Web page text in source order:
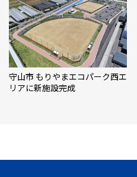
守山市 もりやまエコパーク西エ
リアに新施設完成